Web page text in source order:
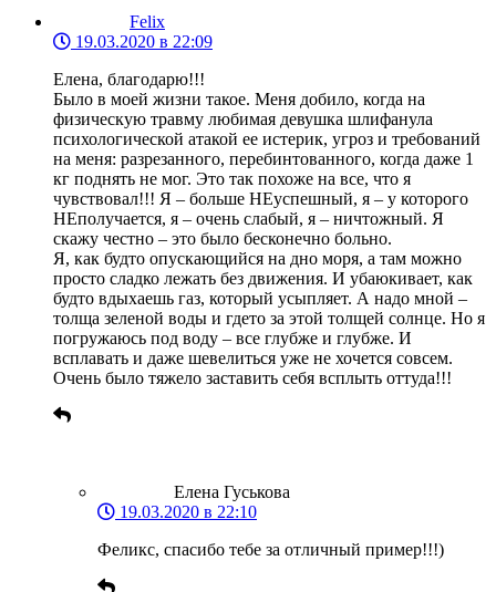
Felix
19.03.2020 в 22:09
Елена, благодарю!!!
Было в моей жизни такое. Меня добило, когда на
физическую травму любимая девушка шлифанула
психологической атакой ее истерик, угроз и требований
на меня: разрезанного, перебинтованного, когда даже 1
кг поднять не мог. Это так похоже на все, что я
чувствовал!!! Я – больше НЕуспешный, я – у которого
НЕполучается, я – очень слабый, я – ничтожный. Я
скажу честно – это было бесконечно больно.
Я, как будто опускающийся на дно моря, а там можно
просто сладко лежать без движения. И убаюкивает, как
будто вдыхаешь газ, который усыпляет. А надо мной –
толща зеленой воды и гдето за этой толщей солнце. Но я
погружаюсь под воду – все глубже и глубже. И
всплавать и даже шевелиться уже не хочется совсем.
Очень было тяжело заставить себя всплыть оттуда!!!
Елена Гуськова
19.03.2020 в 22:10
Феликс, спасибо тебе за отличный пример!!!)